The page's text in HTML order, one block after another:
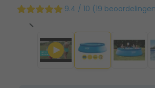
9.4 / 10 (19